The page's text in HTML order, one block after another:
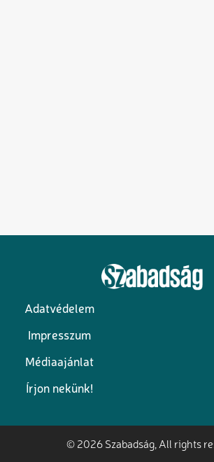
Lábléc
Adatvédelem
Impresszum
Médiaajánlat
Írjon nekünk!
© 2026 Szabadság, All rights